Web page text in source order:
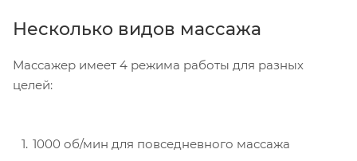
Несколько видов массажа
Массажер имеет 4 режима работы для разных
целей:
1000 об/мин для повседневного массажа